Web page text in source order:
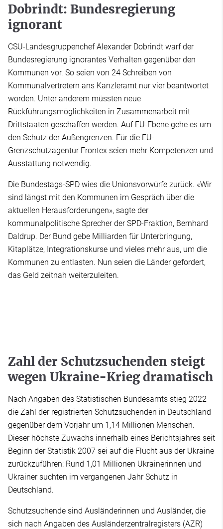
Dobrindt: Bundesregierung
ignorant
CSU-Landesgruppenchef Alexander Dobrindt warf der
Bundesregierung ignorantes Verhalten gegenüber den
Kommunen vor. So seien von 24 Schreiben von
Kommunalvertretern ans Kanzleramt nur vier beantwortet
worden. Unter anderem müssten neue
Rückführungsmöglichkeiten in Zusammenarbeit mit
Drittstaaten geschaffen werden. Auf EU-Ebene gehe es um
den Schutz der Außengrenzen. Für die EU-
Grenzschutzagentur Frontex seien mehr Kompetenzen und
Ausstattung notwendig.
Die Bundestags-SPD wies die Unionsvorwürfe zurück. «Wir
sind längst mit den Kommunen im Gespräch über die
aktuellen Herausforderungen», sagte der
kommunalpolitische Sprecher der SPD-Fraktion, Bernhard
Daldrup. Der Bund gebe Milliarden für Unterbringung,
Kitaplätze, Integrationskurse und vieles mehr aus, um die
Kommunen zu entlasten. Nun seien die Länder gefordert,
das Geld zeitnah weiterzuleiten.
Zahl der Schutzsuchenden steigt
wegen Ukraine-Krieg dramatisch
Nach Angaben des Statistischen Bundesamts stieg 2022
die Zahl der registrierten Schutzsuchenden in Deutschland
gegenüber dem Vorjahr um 1,14 Millionen Menschen.
Dieser höchste Zuwachs innerhalb eines Berichtsjahres seit
Beginn der Statistik 2007 sei auf die Flucht aus der Ukraine
zurückzuführen: Rund 1,01 Millionen Ukrainerinnen und
Ukrainer suchten im vergangenen Jahr Schutz in
Deutschland.
Schutzsuchende sind Ausländerinnen und Ausländer, die
sich nach Angaben des Ausländerzentralregisters (AZR)